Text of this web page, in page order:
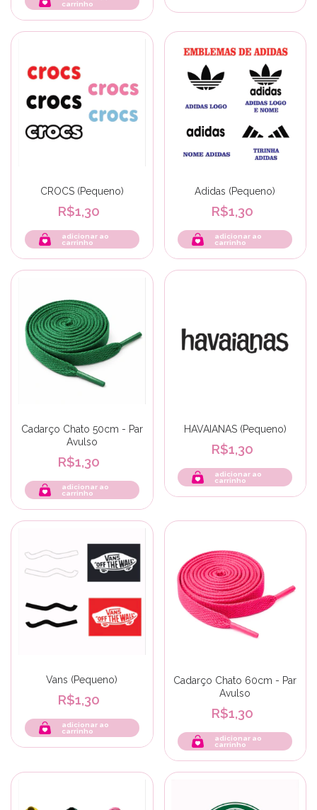
carrinho
CROCS (Pequeno)
R$1,30
adicionar ao
carrinho
Adidas (Pequeno)
R$1,30
adicionar ao
carrinho
Cadarço Chato 50cm - Par
Avulso
R$1,30
adicionar ao
carrinho
HAVAIANAS (Pequeno)
R$1,30
adicionar ao
carrinho
Vans (Pequeno)
R$1,30
adicionar ao
carrinho
Cadarço Chato 60cm - Par
Avulso
R$1,30
adicionar ao
carrinho